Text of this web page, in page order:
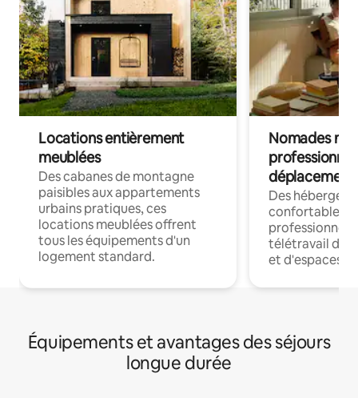
Locations entièrement
meublées
Des cabanes de montagne
paisibles aux appartements
urbains pratiques, ces
locations meublées offrent
tous les équipements d'un
logement standard.
Nomades
déplacement
Des
confortables
professionnels
télétravail
et d'espaces
Équipements et avantages des séjours
longue durée